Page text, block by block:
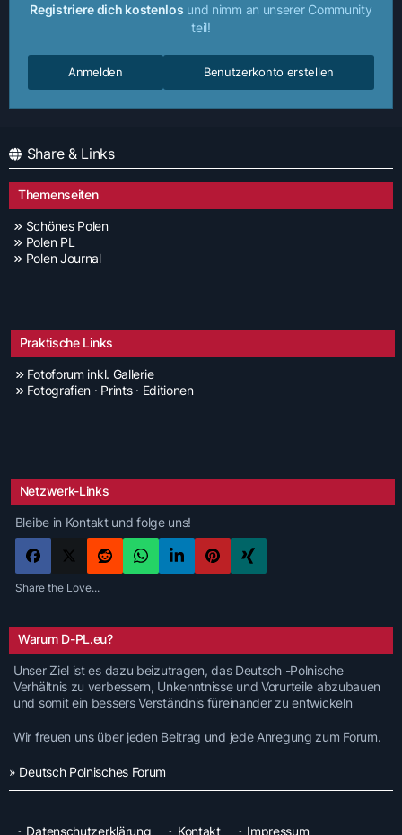
Registriere dich kostenlos und nimm an unserer Community
teil!
Benutzerkonto erstellen
Anmelden
Share & Links
Themenseiten
Schönes Polen
Polen PL
Polen Journal
Praktische Links
Fotoforum inkl. Gallerie
Fotografien · Prints · Editionen
Netzwerk-Links
Bleibe in Kontakt und folge uns!
Share the Love...
Warum D-PL.eu?
Unser Ziel ist es dazu beizutragen, das Deutsch -Polnische
Verhältnis zu verbessern, Unkenntnisse und Vorurteile abzubauen
und somit ein bessers Verständnis füreinander zu entwickeln
Wir freuen uns über jeden Beitrag und jede Anregung zum Forum.
» Deutsch Polnisches Forum
Datenschutzerklärung Kontakt Impressum